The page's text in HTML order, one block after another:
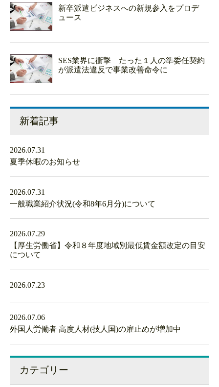
新卒派遣ビジネスへの新規参入をプロデ
ュース
SES業界に衝撃 たった１人の準委任契約
が派遣法違反で事業改善命令に
新着記事
2026.07.31
夏季休暇のお知らせ
2026.07.31
一般職業紹介状況(令和8年6月分)について
2026.07.29
【厚生労働省】令和８年度地域別最低賃金額改定の目安
について
2026.07.23
2026.07.06
外国人労働者 高度人材(技人国)の雇止めが増加中
カテゴリー